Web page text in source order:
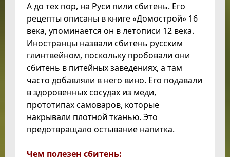
А до тех пор, на Руси пили сбитень. Его
рецепты описаны в книге «Домострой» 16
века, упоминается он в летописи 12 века.
Иностранцы назвали сбитень русским
глинтвейном, поскольку пробовали они
сбитень в питейных заведениях, а там
часто добавляли в него вино. Его подавали
в здоровенных сосудах из меди,
прототипах самоваров, которые
накрывали плотной тканью. Это
предотвращало остывание напитка.
Чем полезен сбитень: